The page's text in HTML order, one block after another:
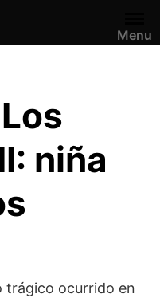
Menu
niña
trágico ocurrido en